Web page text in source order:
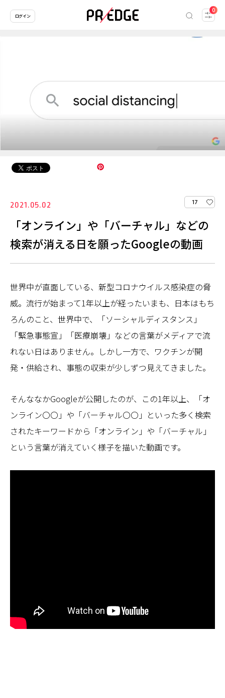
0
ログイン
2021.05.02 17
「オンライン」や「バーチャル」などの
検索が消える日を願ったGoogleの動画
世界中が直面している、新型コロナウイルス感染症の脅
威。流行が始まって1年以上が経ったいまも、日本はもち
ろんのこと、世界中で、「ソーシャルディスタンス」
「緊急事態宣」「医療崩壊」などの言葉がメディアで流
れない日はありません。しかし一方で、ワクチンが開
発・供給され、事態の収束が少しずつ見えてきました。
そんななかGoogleが公開したのが、この1年以上、「オ
ンライン〇〇」や「バーチャル〇〇」といった多く検索
されたキーワードから「オンライン」や「バーチャル」
という言葉が消えていく様子を描いた動画です。